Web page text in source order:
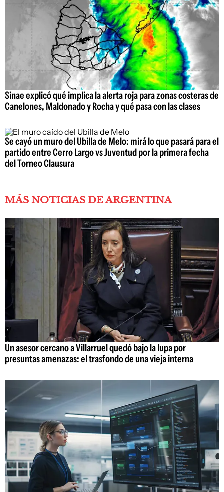
Sinae explicó qué implica la alerta roja para zonas costeras de
Canelones, Maldonado y Rocha y qué pasa con las clases
Se cayó un muro del Ubilla de Melo: mirá lo que pasará para el
partido entre Cerro Largo vs Juventud por la primera fecha
del Torneo Clausura
MÁS NOTICIAS DE ARGENTINA
Un asesor cercano a Villarruel quedó bajo la lupa por
presuntas amenazas: el trasfondo de una vieja interna